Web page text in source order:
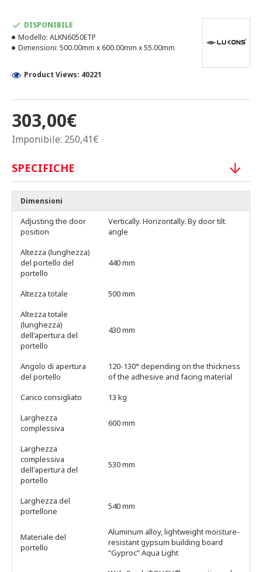
303,00€
Imponibile: 250,41€
DISPONIBILE
Modello: ALKN6050ETP
Dimensioni: 500.00mm x 600.00mm x 55.00mm
Product Views: 40221
SPECIFICHE
Dimensioni
Adjusting the door
position
Vertically. Horizontally. By door tilt
angle
Altezza (lunghezza)
del portello del
portello
440 mm
Altezza totale
500 mm
Altezza totale
(lunghezza)
dell'apertura del
portello
430 mm
Angolo di apertura
del portello
120-130° depending on the thickness
of the adhesive and facing material
Carico consigliato
13 kg
Larghezza
complessiva
600 mm
Larghezza
complessiva
dell'apertura del
portello
530 mm
Larghezza del
portellone
540 mm
Materiale del
portello
Aluminum alloy, lightweight moisture-
resistant gypsum building board
“Gyproc” Aqua Light